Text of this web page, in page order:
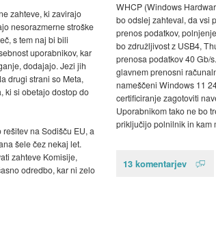
zahteve, ki zavirajo
nesorazmerne stroške
s tem naj bi bili
uporabnikov, kar
dodajajo. Jezi jih
drugi strani so Meta,
ki si obetajo dostop do
na Sodišču EU, a
šele čez nekaj let.
zahteve Komisije,
odredbo, kar ni zelo
WHCP (Windows
bo odslej zahteval, da vsi
prenos podatkov,
bo združljivost z USB4,
prenosa podatkov 40 Gb/
glavnem prenosni
nameščeni Windows 11
certificiranje zagotoviti
Uporabnikom tako ne bo
priključijo polnilnik in kam
13 komentarjev